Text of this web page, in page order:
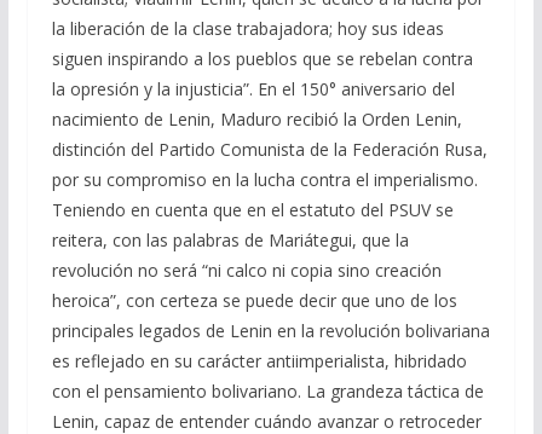
la liberación de la clase trabajadora; hoy sus ideas
siguen inspirando a los pueblos que se rebelan contra
la opresión y la injusticia”. En el 150° aniversario del
nacimiento de Lenin, Maduro recibió la Orden Lenin,
distinción del Partido Comunista de la Federación Rusa,
por su compromiso en la lucha contra el imperialismo.
Teniendo en cuenta que en el estatuto del PSUV se
reitera, con las palabras de Mariátegui, que la
revolución no será “ni calco ni copia sino creación
heroica”, con certeza se puede decir que uno de los
principales legados de Lenin en la revolución bolivariana
es reflejado en su carácter antiimperialista, hibridado
con el pensamiento bolivariano. La grandeza táctica de
Lenin, capaz de entender cuándo avanzar o retroceder